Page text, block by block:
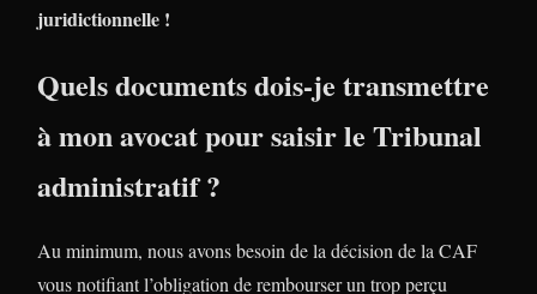
juridictionnelle !
Quels documents dois-je transmettre
à mon avocat pour saisir le Tribunal
administratif ?
Au minimum, nous avons besoin de la décision de la CAF
vous notifiant l’obligation de rembourser un trop perçu